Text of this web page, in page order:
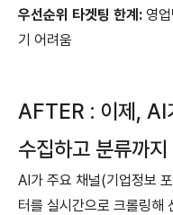
우선순위 타겟팅 한계: 영
기 어려움
AFTER : 이제, AI
수집하고 분류까
AI가 주요 채널(기업정보
터를 실시간으로 크롤링해